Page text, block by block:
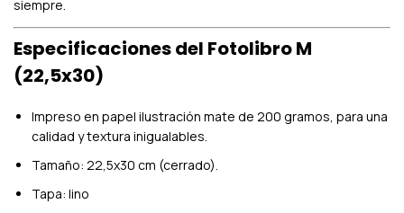
siempre.
Especificaciones del Fotolibro M
(22,5x30)
Impreso en papel ilustración mate de 200 gramos, para una
calidad y textura inigualables.
Tamaño: 22,5x30 cm (cerrado).
Tapa: lino